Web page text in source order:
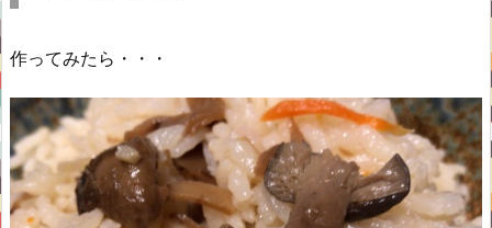
作ってみたら・・・